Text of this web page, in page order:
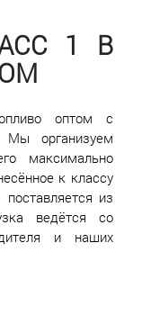
1 В
оптом с
Мы организуем
максимально
к классу
из
ведётся со
и наших